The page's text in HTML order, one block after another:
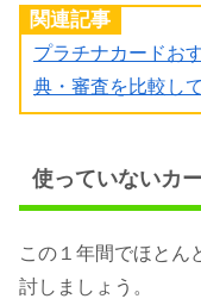
関連記事
プラチナカードお
典・審査を比較し
使っていないカ
この１年間でほとん
討しましょう。